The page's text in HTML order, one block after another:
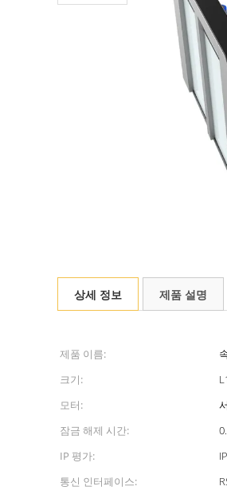
상세 정보 제품 설명
제품 이름:
크기:
모터:
잠금 해제 시간:
IP 평가:
통신 인터페이스: